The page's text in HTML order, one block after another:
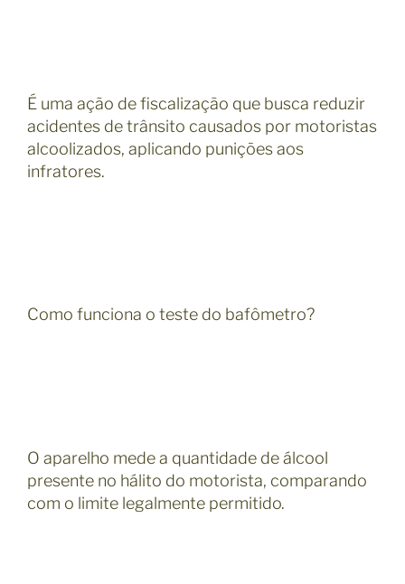
É uma ação de fiscalização que busca reduzir
acidentes de trânsito causados por motoristas
alcoolizados, aplicando punições aos
infratores.
Como funciona o teste do bafômetro?
O aparelho mede a quantidade de álcool
presente no hálito do motorista, comparando
com o limite legalmente permitido.